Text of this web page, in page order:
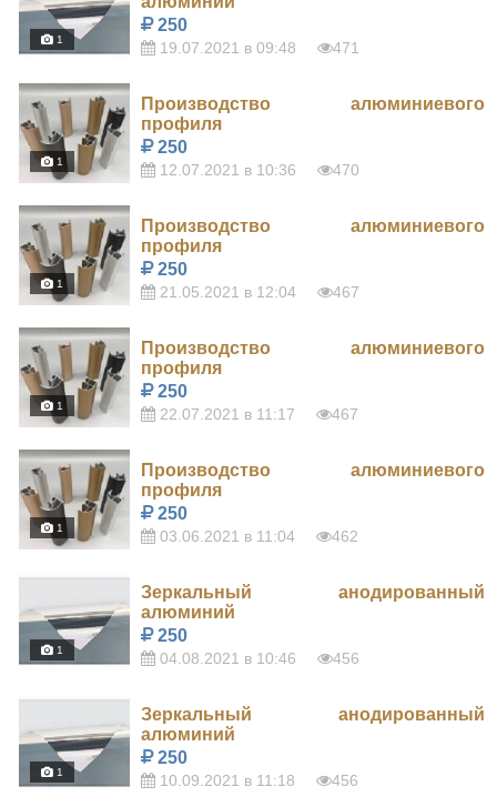
1
250
19.07.2021 в 09:48 471
1
Производство алюминиевого
профиля
250
12.07.2021 в 10:36 470
1
Производство алюминиевого
профиля
250
21.05.2021 в 12:04 467
1
Производство алюминиевого
профиля
250
22.07.2021 в 11:17 467
1
Производство алюминиевого
профиля
250
03.06.2021 в 11:04 462
1
Зеркальный анодированный
алюминий
250
04.08.2021 в 10:46 456
1
Зеркальный анодированный
алюминий
250
10.09.2021 в 11:18 456